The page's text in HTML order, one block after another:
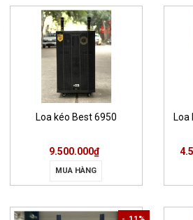
Loa kéo Best 6950
9.500.000₫
MUA HÀNG
Loa